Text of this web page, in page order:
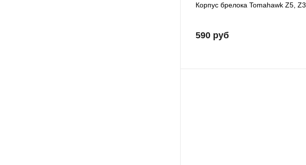
Корпус брелока Tomahawk Z5, Z3
590 руб